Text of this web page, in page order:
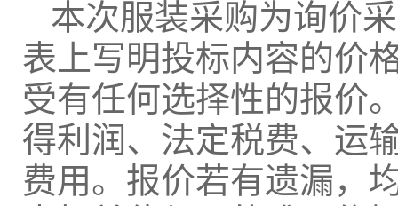
本次服装采购为询价
表上写明投标内容的价
受有任何选择性的报价
得利润、法定税费、运
费用。报价若有遗漏，